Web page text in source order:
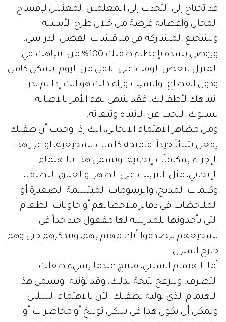
قد تحتاج إلى التحدث إلى المعلمين المعنيين لإفساح
المجال وإعطائه فرصة من خلال طرح الأسئلة
وتشجيع المشاركة في مناقشات الفصل الدراسي.
ويوصى بشدة بإعطاء طفلك 100% من انتباهك في
المنزل لبعض الوقت على الأقل من اليوم، بشكل كامل
ودون انقطاع. والسبب وراء ذلك هو أنك إذا لم تدر
انتباهك لأطفالك، فقد ينتهي بهم الأمر بالإصابة
بسلوك البحث عن الانتباه وتبعاته.
ومن مظاهر الاهتمام الإيجابي، إنك إذا وجدت أن طفلك
يفعل شيئاً جيداً، فامنحه كلمات تشجيعية، أو عزز هذا
الإجراء بمكافآت إيجابية. ويسمى هذا بالاهتمام
الإيجابي، مثل: التربيت على الظهر، والعناق اللطيف،
وكلمات المديح، والرسومات المبتسمة الصغيرة أو
الملاحظات في دفاتر ملاحظاتهم أو حاويات الطعام
التي يأخذونها للمدرسة لها مفعول جيد جداً في
تشجيعهم ليصدقوا أنك مهتم بهم، وتتذكرهم حتى وهم
خارج المنزل.
أما الاهتمام السلبي، فينتج عندما يسيء طفلك
التصرف، وتنزعج نتيجة لذلك، وقد تؤنبه. ويسمى هذا
الاهتمام الذي توليه لطفلك الآن بالاهتمام السلبي.
ويمكن أن يكون هذا في شكل توبيخ أو محاضرات أو